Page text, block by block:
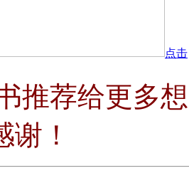
点击
推荐给更多
！